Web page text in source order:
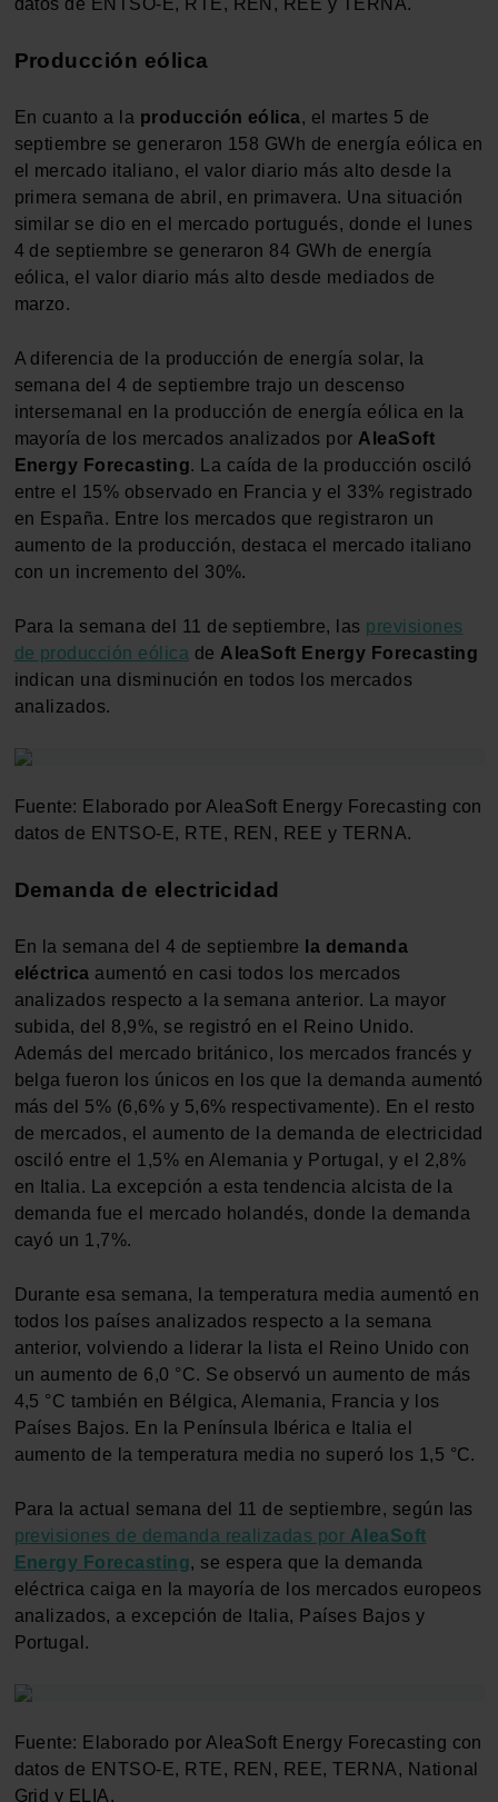
datos de ENTSO-E, RTE, REN, REE y TERNA.
Producción eólica
En cuanto a la producción eólica, el martes 5 de
septiembre se generaron 158 GWh de energía eólica en
el mercado italiano, el valor diario más alto desde la
primera semana de abril, en primavera. Una situación
similar se dio en el mercado portugués, donde el lunes
4 de septiembre se generaron 84 GWh de energía
eólica, el valor diario más alto desde mediados de
marzo.
A diferencia de la producción de energía solar, la
semana del 4 de septiembre trajo un descenso
intersemanal en la producción de energía eólica en la
mayoría de los mercados analizados por AleaSoft
Energy Forecasting. La caída de la producción osciló
entre el 15% observado en Francia y el 33% registrado
en España. Entre los mercados que registraron un
aumento de la producción, destaca el mercado italiano
con un incremento del 30%.
Para la semana del 11 de septiembre, las previsiones
de producción eólica de AleaSoft Energy Forecasting
indican una disminución en todos los mercados
analizados.
Fuente: Elaborado por AleaSoft Energy Forecasting con
datos de ENTSO-E, RTE, REN, REE y TERNA.
Demanda de electricidad
En la semana del 4 de septiembre
la demanda
eléctrica aumentó en casi todos los mercados
analizados respecto a la semana anterior. La mayor
subida, del 8,9%, se registró en el Reino Unido.
Además del mercado británico, los mercados francés y
belga fueron los únicos en los que la demanda aumentó
más del 5% (6,6% y 5,6% respectivamente). En el resto
de mercados, el aumento de la demanda de electricidad
osciló entre el 1,5% en Alemania y Portugal, y el 2,8%
en Italia. La excepción a esta tendencia alcista de la
demanda fue el mercado holandés, donde la demanda
cayó un 1,7%.
Durante esa semana, la temperatura media aumentó en
todos los países analizados respecto a la semana
anterior, volviendo a liderar la lista el Reino Unido con
un aumento de 6,0 °C. Se observó un aumento de más
4,5 °C también en Bélgica, Alemania, Francia y los
Países Bajos. En la Península Ibérica e Italia el
aumento de la temperatura media no superó los 1,5 °C.
Para la actual semana del 11 de septiembre, según las
previsiones de demanda realizadas por AleaSoft
Energy Forecasting, se espera que la demanda
eléctrica caiga en la mayoría de los mercados europeos
analizados, a excepción de Italia, Países Bajos y
Portugal.
Fuente: Elaborado por AleaSoft Energy Forecasting con
datos de ENTSO-E, RTE, REN, REE, TERNA, National
Grid y ELIA.